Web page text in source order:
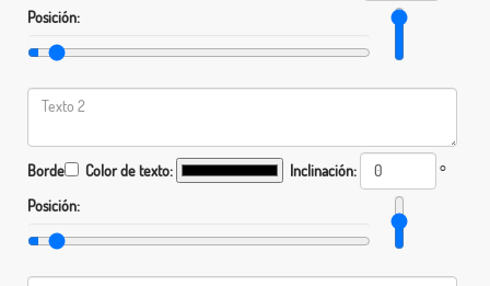
Posición:
Borde Color de texto: Inclinación:
°
Posición: